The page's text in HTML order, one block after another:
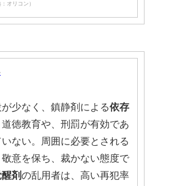
：オリコン）
少なく、鎮静剤による依存
徳教育や、刑罰が有効であ
ない。周囲に必要とされる
意を保ち、裁かない態度で
剤の乱用者は、高い再犯率